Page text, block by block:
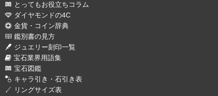
とってもお役立ちコラム
ダイヤモンドの4C
金貨・コイン辞典
鑑別書の見方
ジュエリー刻印一覧
宝石業界用語集
宝石図鑑
キャラ引き・石引き表
リングサイズ表